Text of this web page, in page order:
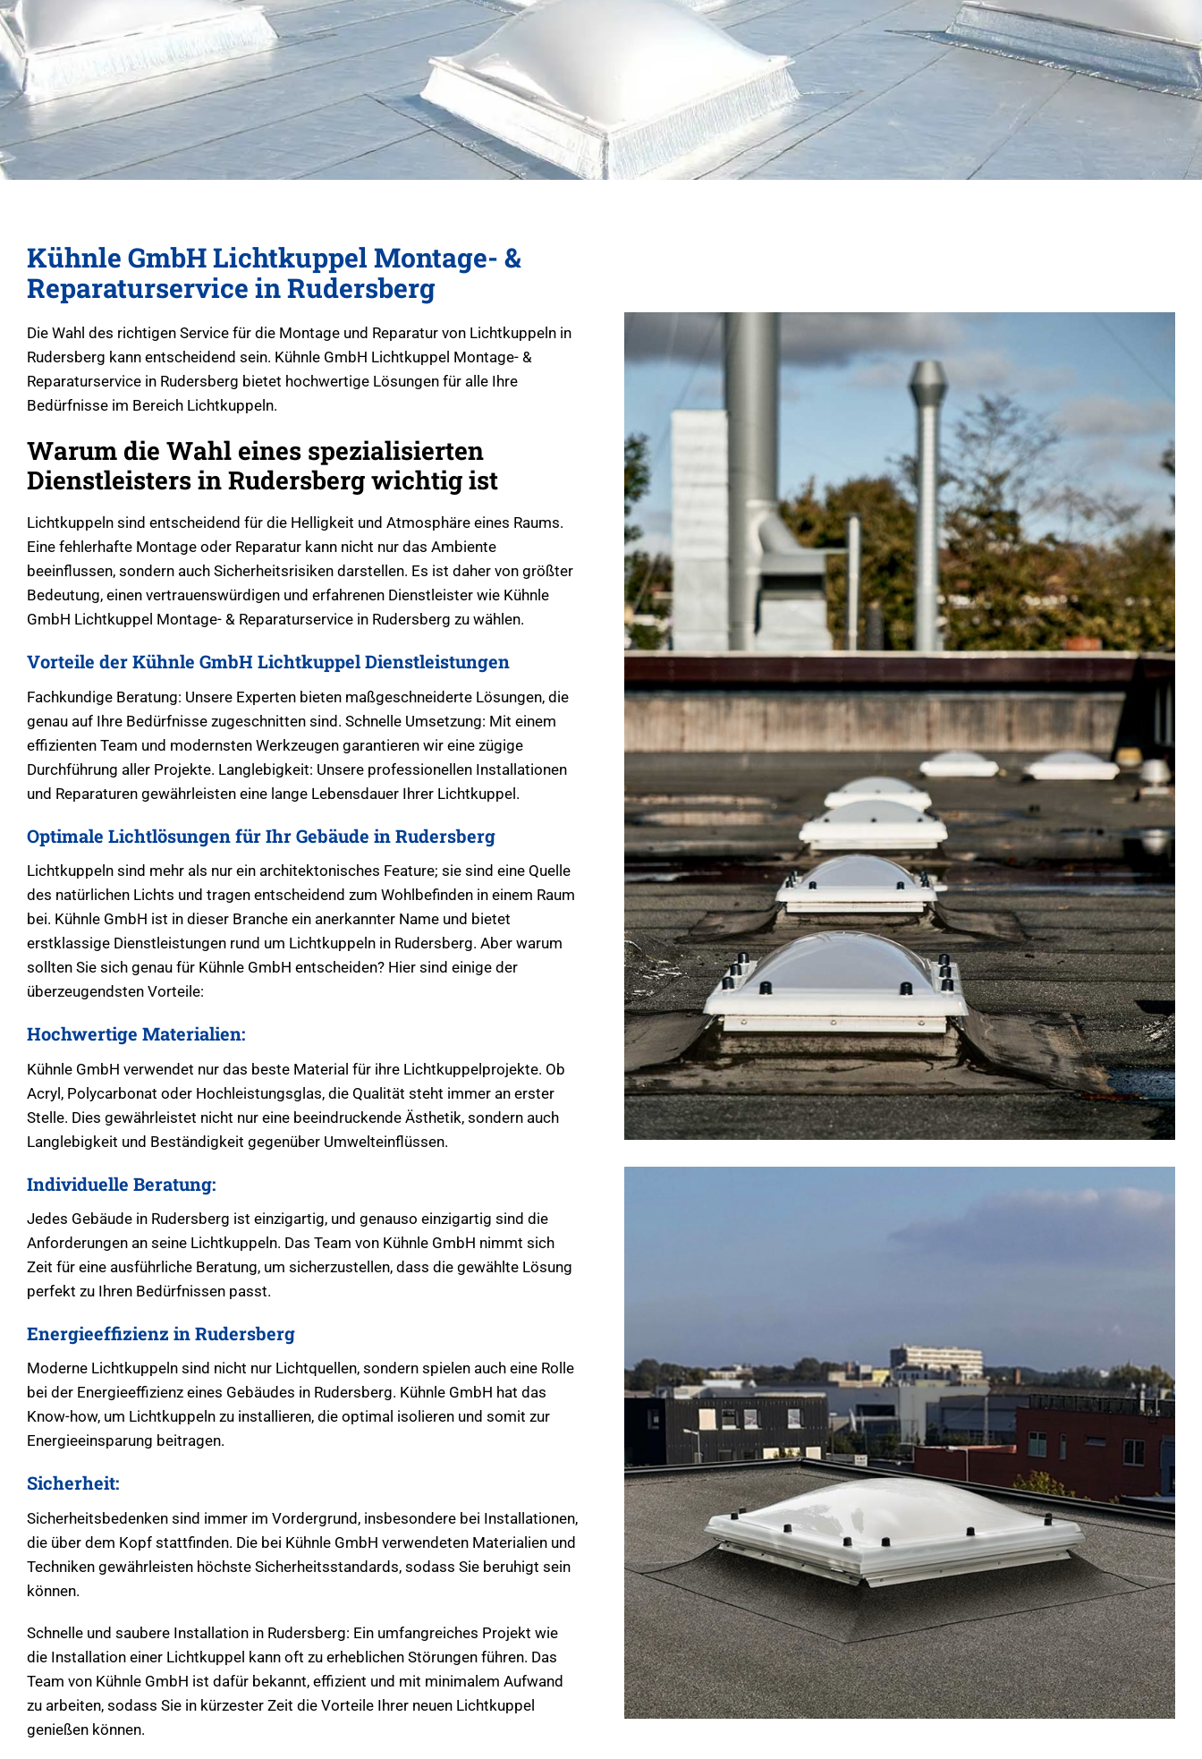
Kühnle GmbH Lichtkuppel Montage- &
Reparaturservice in Rudersberg
Die Wahl des richtigen Service für die Montage und Reparatur von Lichtkuppeln in
Rudersberg kann entscheidend sein. Kühnle GmbH Lichtkuppel Montage- &
Reparaturservice in Rudersberg bietet hochwertige Lösungen für alle Ihre
Bedürfnisse im Bereich Lichtkuppeln.
Warum die Wahl eines spezialisierten
Dienstleisters in Rudersberg wichtig ist
Lichtkuppeln sind entscheidend für die Helligkeit und Atmosphäre eines Raums.
Eine fehlerhafte Montage oder Reparatur kann nicht nur das Ambiente
beeinflussen, sondern auch Sicherheitsrisiken darstellen. Es ist daher von größter
Bedeutung, einen vertrauenswürdigen und erfahrenen Dienstleister wie Kühnle
GmbH Lichtkuppel Montage- & Reparaturservice in Rudersberg zu wählen.
Vorteile der Kühnle GmbH Lichtkuppel Dienstleistungen
Fachkundige Beratung: Unsere Experten bieten maßgeschneiderte Lösungen, die
genau auf Ihre Bedürfnisse zugeschnitten sind. Schnelle Umsetzung: Mit einem
effizienten Team und modernsten Werkzeugen garantieren wir eine zügige
Durchführung aller Projekte. Langlebigkeit: Unsere professionellen Installationen
und Reparaturen gewährleisten eine lange Lebensdauer Ihrer Lichtkuppel.
Optimale Lichtlösungen für Ihr Gebäude in Rudersberg
Lichtkuppeln sind mehr als nur ein architektonisches Feature; sie sind eine Quelle
des natürlichen Lichts und tragen entscheidend zum Wohlbefinden in einem Raum
bei. Kühnle GmbH ist in dieser Branche ein anerkannter Name und bietet
erstklassige Dienstleistungen rund um Lichtkuppeln in Rudersberg. Aber warum
sollten Sie sich genau für Kühnle GmbH entscheiden? Hier sind einige der
überzeugendsten Vorteile:
Hochwertige Materialien:
Kühnle GmbH verwendet nur das beste Material für ihre Lichtkuppelprojekte. Ob
Acryl, Polycarbonat oder Hochleistungsglas, die Qualität steht immer an erster
Stelle. Dies gewährleistet nicht nur eine beeindruckende Ästhetik, sondern auch
Langlebigkeit und Beständigkeit gegenüber Umwelteinflüssen.
Individuelle Beratung:
Jedes Gebäude in Rudersberg ist einzigartig, und genauso einzigartig sind die
Anforderungen an seine Lichtkuppeln. Das Team von Kühnle GmbH nimmt sich
Zeit für eine ausführliche Beratung, um sicherzustellen, dass die gewählte Lösung
perfekt zu Ihren Bedürfnissen passt.
Energieeffizienz in Rudersberg
Moderne Lichtkuppeln sind nicht nur Lichtquellen, sondern spielen auch eine Rolle
bei der Energieeffizienz eines Gebäudes in Rudersberg. Kühnle GmbH hat das
Know-how, um Lichtkuppeln zu installieren, die optimal isolieren und somit zur
Energieeinsparung beitragen.
Sicherheit:
Sicherheitsbedenken sind immer im Vordergrund, insbesondere bei Installationen,
die über dem Kopf stattfinden. Die bei Kühnle GmbH verwendeten Materialien und
Techniken gewährleisten höchste Sicherheitsstandards, sodass Sie beruhigt sein
können.
Schnelle und saubere Installation in Rudersberg: Ein umfangreiches Projekt wie
die Installation einer Lichtkuppel kann oft zu erheblichen Störungen führen. Das
Team von Kühnle GmbH ist dafür bekannt, effizient und mit minimalem Aufwand
zu arbeiten, sodass Sie in kürzester Zeit die Vorteile Ihrer neuen Lichtkuppel
genießen können.